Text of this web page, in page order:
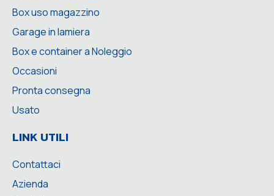
Box uso magazzino
Garage in lamiera
Box e container a Noleggio
Occasioni
Pronta consegna
Usato
LINK UTILI
Contattaci
Azienda